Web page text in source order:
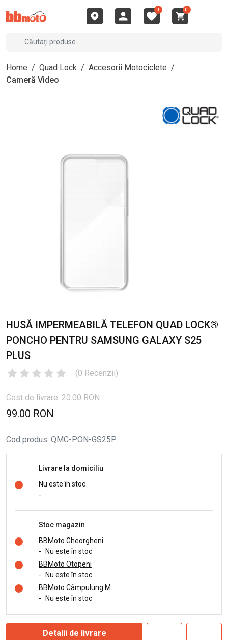
0 0
Home / Quad Lock / Accesorii Motociclete /
Cameră Video
HUSĂ IMPERMEABILĂ TELEFON QUAD LOCK®
PONCHO PENTRU SAMSUNG GALAXY S25
PLUS
(0 Recenzii)
Cost de livrare: 20.00 RON
99.00 RON
Cod produs: QMC-PON-GS25P
Livrare la domiciliu
Nu este în stoc
-
Stoc magazin
BBMoto Gheorgheni
- Nu este în stoc
BBMoto Otopeni
- Nu este în stoc
BBMoto Câmpulung M.
- Nu este în stoc
Detalii de livrare